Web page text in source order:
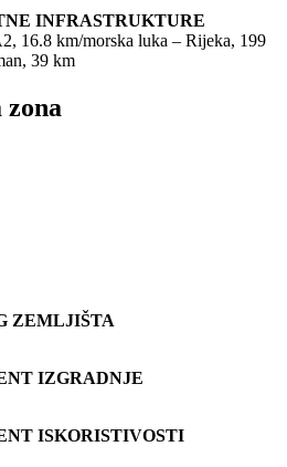
INFRASTRUKTURE
16.8 km/morska luka – Rijeka, 199
39 km
zona
ZEMLJIŠTA
IZGRADNJE
ISKORISTIVOSTI